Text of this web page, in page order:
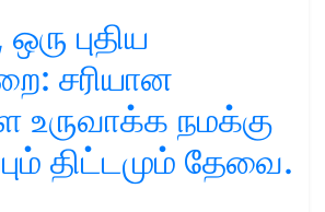
புதிய
சரியான
உருவாக்க நமக்கு
திட்டமும் தேவை.